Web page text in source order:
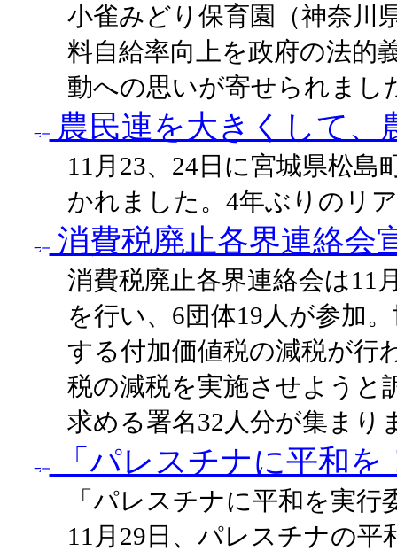
小雀みどり保育園（神奈川
料自給率向上を政府の法的
動への思いが寄せられまし
農民連を大きくして、
11月23、24日に宮城県松島
かれました。4年ぶりのリ
消費税廃止各界連絡会
消費税廃止各界連絡会は11
を行い、6団体19人が参加
する付加価値税の減税が行
税の減税を実施させようと
求める署名32人分が集まり
「パレスチナに平和を
「パレスチナに平和を実
11月29日、パレスチナの平